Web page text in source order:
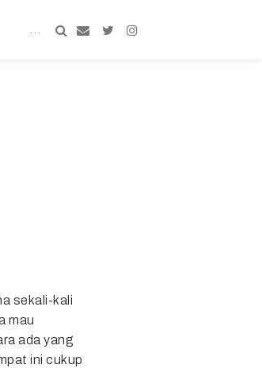
sekali-kali
mau
ada yang
ini cukup